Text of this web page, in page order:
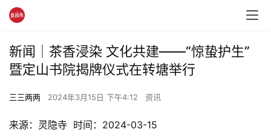
新闻｜茶香浸染 文化共建——“惊蛰护生”
暨定山书院揭牌仪式在转塘举行
三三两两 2024年3月15日 下午4:12 资讯
来源：灵隐寺  时间：2024-03-15